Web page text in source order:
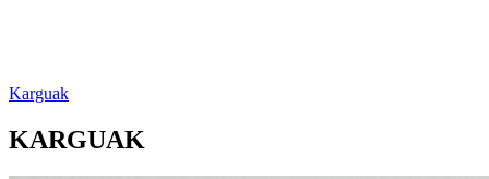
Karguak
KARGUAK